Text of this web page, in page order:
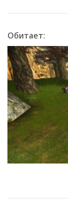
Обитает: